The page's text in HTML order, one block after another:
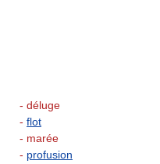
- déluge
- flot
- marée
- profusion